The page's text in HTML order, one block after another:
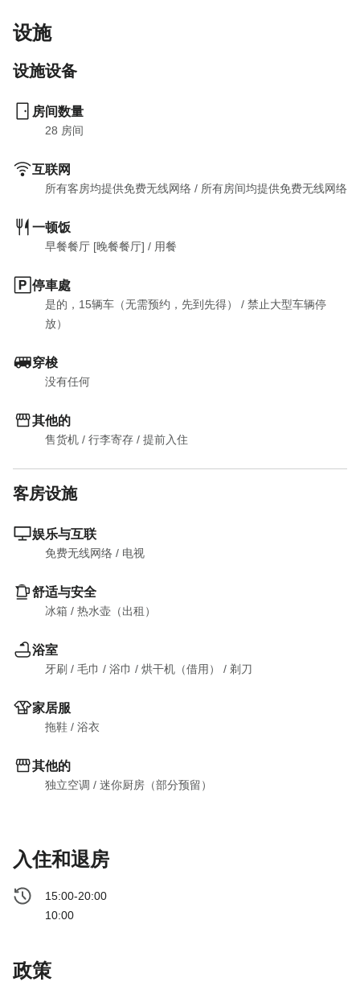
设施
设施设备
房间数量
28 房间
互联网
所有客房均提供免费无线网络 / 所有房间均提供免费无线网络
一顿饭
早餐餐厅 [晚餐餐厅] / 用餐
停車處
是的，15辆车（无需预约，先到先得） / 禁止大型车辆停
放）
穿梭
没有任何
其他的
售货机 / 行李寄存 / 提前入住
客房设施
娱乐与互联
免费无线网络 / 电视
舒适与安全
冰箱 / 热水壶（出租）
浴室
牙刷 / 毛巾 / 浴巾 / 烘干机（借用） / 剃刀
家居服
拖鞋 / 浴衣
其他的
独立空调 / 迷你厨房（部分预留）
入住和退房
15:00-20:00
10:00
政策